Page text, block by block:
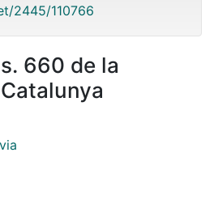
2445/110766
660 de la